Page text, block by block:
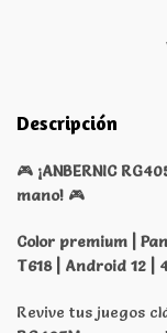
Descripción
🎮 ¡ANBERNIC
mano! 🎮
Color premium |
T618 | Android 12 |
Revive tus juegos